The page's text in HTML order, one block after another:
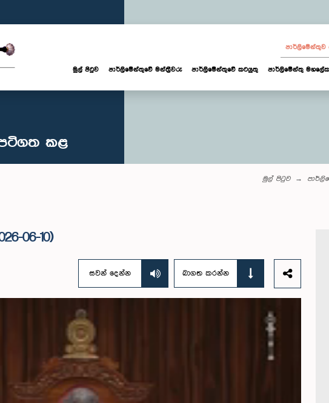
පාර්ලි‌මේන්තුව
මුල් පිටුව පාර්ලි‌මේන්තුවේ මන්ත්‍රීවරු පාර්ලිමේන්තුවේ කටයුතු පාර්ලිමේන්තු
කළ
මුල් පිටුව
06-10)
සවන් දෙන්න බාගත කරන්න